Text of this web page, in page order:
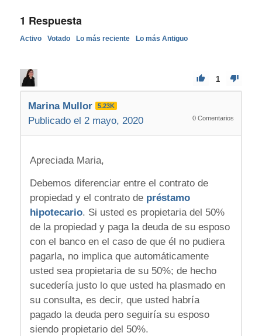
1 Respuesta
Activo Votado Lo más reciente Lo más Antiguo
1
Marina Mullor 5.23K
Publicado el 2 mayo, 2020 0 Comentarios
Apreciada Maria,
Debemos diferenciar entre el contrato de
propiedad y el contrato de préstamo
hipotecario. Si usted es propietaria del 50%
de la propiedad y paga la deuda de su esposo
con el banco en el caso de que él no pudiera
pagarla, no implica que automáticamente
usted sea propietaria de su 50%; de hecho
sucedería justo lo que usted ha plasmado en
su consulta, es decir, que usted habría
pagado la deuda pero seguiría su esposo
siendo propietario del 50%.